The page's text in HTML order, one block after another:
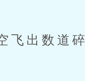
出数道碎